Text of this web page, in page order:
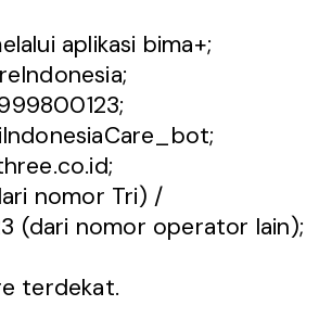
aplikasi bima+;
nomor Tri) /
(dari nomor operator lain);
terdekat.